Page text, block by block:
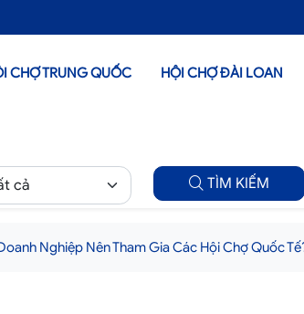
CHỢ TRUNG QUỐC HỘI CHỢ ĐÀI LOAN
TÌM KIẾM
Nghiệp Nên Tham Gia Các Hội Chợ Quốc